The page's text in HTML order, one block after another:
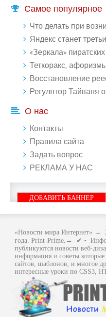
Самое популярное
Что делать при возникновении ошибки
Яндекс станет третьим участником в
«Зеркала» пиратских сайтов
Теткоракс,
Восстановление реестра Windows 10:
Регулятор Тайваня оштрафует
О нас
Контакты
Правила сайта
Задать вопрос
РЕКЛАМА У НАС
ДОБАВИТЬ БАННЕР
«Новости мира Интернет» →
года. Print-Prime.→ ✔ •
публикуются новости веб-
информация и советы
сайтов, шаблонов, и многое
интересные уроки по CSS3,
многое другое, интересное,
размещенная на сайте
ознакомительных целях и
.. Как говориться - "Не бойся,
знать не хочется.